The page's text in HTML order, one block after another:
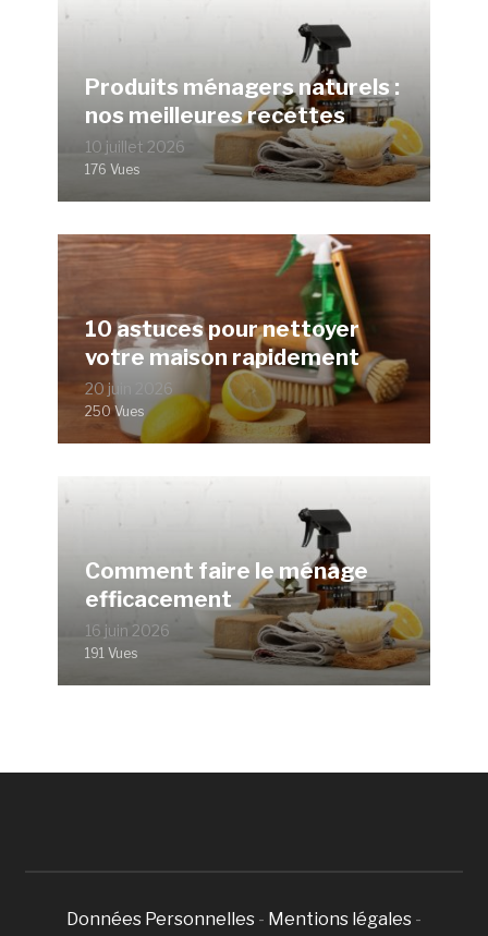
Produits ménagers naturels :
nos meilleures recettes
10 juillet 2026
176 Vues
10 astuces pour nettoyer
votre maison rapidement
20 juin 2026
250 Vues
Comment faire le ménage
efficacement
16 juin 2026
191 Vues
Données Personnelles - Mentions légales -